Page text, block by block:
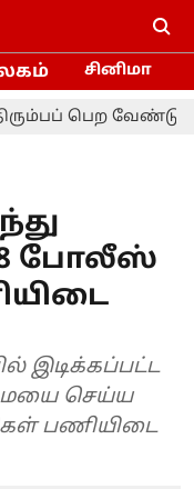
சினிமா
பெற வேண்டும்!-
8 போலீஸ்
இடிக்கப்பட்ட
செய்ய
பணியிடை